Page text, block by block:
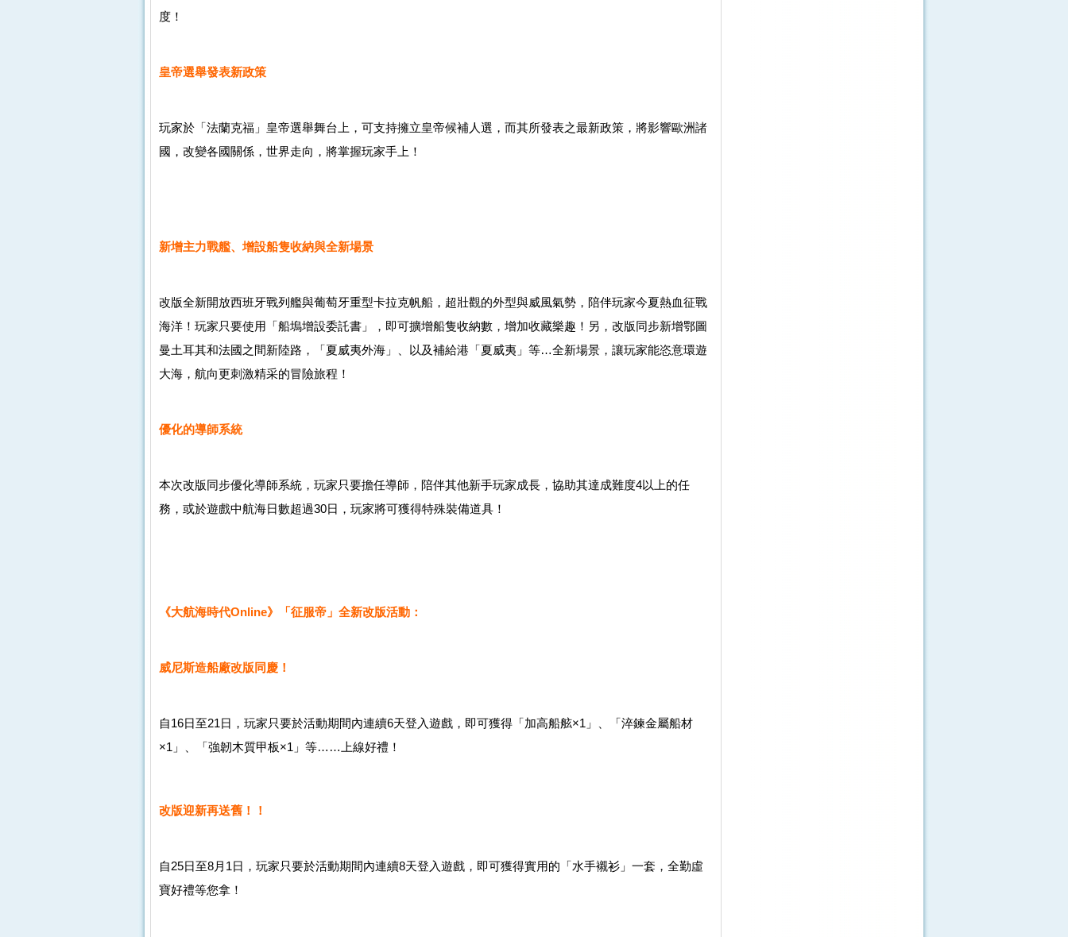
度！
皇帝選舉發表新政策
玩家於「法蘭克福」皇帝選舉舞台上，可支持擁立皇帝候補人選，而其所發表之最新政策，將影響歐洲諸
國，改變各國關係，世界走向，將掌握玩家手上！
新增主力戰艦、增設船隻收納與全新場景
改版全新開放西班牙戰列艦與葡萄牙重型卡拉克帆船，超壯觀的外型與威風氣勢，陪伴玩家今夏熱血征戰
海洋！玩家只要使用「船塢增設委託書」，即可擴增船隻收納數，增加收藏樂趣！另，改版同步新增鄂圖
曼土耳其和法國之間新陸路，「夏威夷外海」、以及補給港「夏威夷」等…全新場景，讓玩家能恣意環遊
大海，航向更刺激精采的冒險旅程！
優化的導師系統
本次改版同步優化導師系統，玩家只要擔任導師，陪伴其他新手玩家成長，協助其達成難度4以上的任
務，或於遊戲中航海日數超過30日，玩家將可獲得特殊裝備道具！
《大航海時代Online》「征服帝」全新改版活動：
威尼斯造船廠改版同慶！
自16日至21日，玩家只要於活動期間內連續6天登入遊戲，即可獲得「加高船舷×1」、「淬鍊金屬船材
×1」、「強韌木質甲板×1」等……上線好禮！
改版迎新再送舊！！
自25日至8月1日，玩家只要於活動期間內連續8天登入遊戲，即可獲得實用的「水手襯衫」一套，全勤虛
寶好禮等您拿！